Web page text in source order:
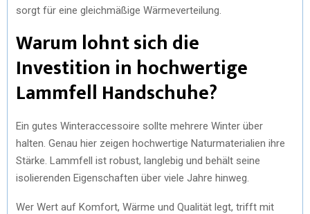
sorgt für eine gleichmäßige Wärmeverteilung.
Warum lohnt sich die
Investition in hochwertige
Lammfell Handschuhe?
Ein gutes Winteraccessoire sollte mehrere Winter über
halten. Genau hier zeigen hochwertige Naturmaterialien ihre
Stärke. Lammfell ist robust, langlebig und behält seine
isolierenden Eigenschaften über viele Jahre hinweg.
Wer Wert auf Komfort, Wärme und Qualität legt, trifft mit